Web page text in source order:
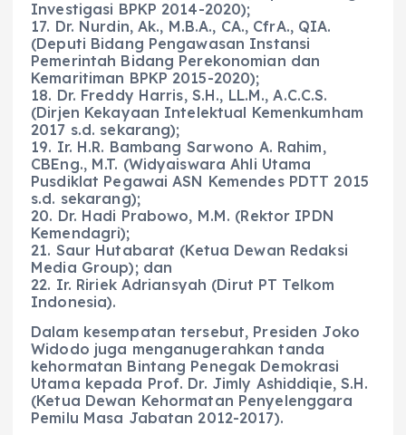
Investigasi BPKP 2014-2020);
17. Dr. Nurdin, Ak., M.B.A., CA., CfrA., QIA.
(Deputi Bidang Pengawasan Instansi
Pemerintah Bidang Perekonomian dan
Kemaritiman BPKP 2015-2020);
18. Dr. Freddy Harris, S.H., LL.M., A.C.C.S.
(Dirjen Kekayaan Intelektual Kemenkumham
2017 s.d. sekarang);
19. Ir. H.R. Bambang Sarwono A. Rahim,
CBEng., M.T. (Widyaiswara Ahli Utama
Pusdiklat Pegawai ASN Kemendes PDTT 2015
s.d. sekarang);
20. Dr. Hadi Prabowo, M.M. (Rektor IPDN
Kemendagri);
21. Saur Hutabarat (Ketua Dewan Redaksi
Media Group); dan
22. Ir. Ririek Adriansyah (Dirut PT Telkom
Indonesia).
Dalam kesempatan tersebut, Presiden Joko
Widodo juga menganugerahkan tanda
kehormatan Bintang Penegak Demokrasi
Utama kepada Prof. Dr. Jimly Ashiddiqie, S.H.
(Ketua Dewan Kehormatan Penyelenggara
Pemilu Masa Jabatan 2012-2017).